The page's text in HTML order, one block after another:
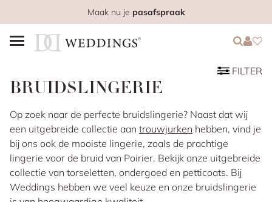
Maak nu je pasafspraak
Login
Login
BRUIDSLINGERIE
FILTER
Op zoek naar de perfecte bruidslingerie? Naast dat wij
een uitgebreide collectie aan trouwjurken hebben, vind je
bij ons ook de mooiste lingerie, zoals de prachtige
lingerie voor de bruid van Poirier. Bekijk onze uitgebreide
collectie van torseletten, ondergoed en petticoats. Bij
Weddings hebben we veel keuze en onze bruidslingerie